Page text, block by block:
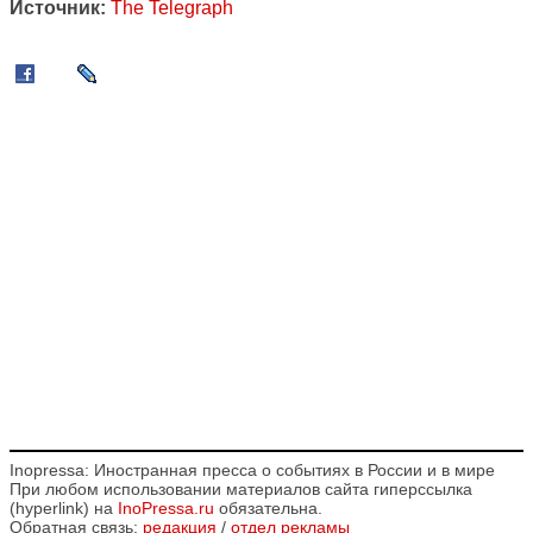
Источник: The Telegraph
Inopressa: Иностранная пресса о событиях в России и в мире
При любом использовании материалов сайта гиперссылка
(hyperlink) на InoPressa.ru обязательна.
Обратная связь: редакция / отдел рекламы